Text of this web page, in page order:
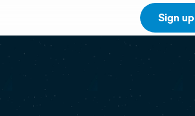
Sign up